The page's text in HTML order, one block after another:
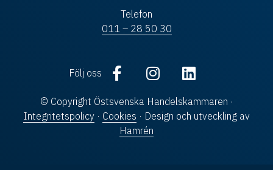
Telefon
011 – 28 50 30
Följ oss
© Copyright Östsvenska Handelskammaren ·
Integritetspolicy · Cookies · Design och utveckling av
Hamrén